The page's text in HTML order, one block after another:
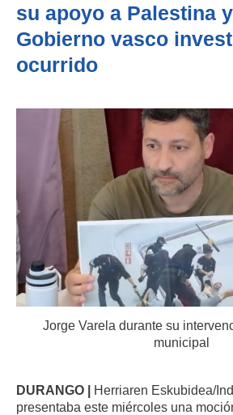
su apoyo a Palestina
Gobierno vasco
ocurrido
Jorge Varela durante su
municipal
DURANGO | Herriaren Eskubidea/
presentaba este miércoles una